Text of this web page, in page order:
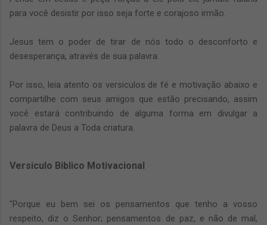
para você desistir por isso seja forte e corajoso irmão.
Jesus tem o poder de tirar de nós todo o desconforto e
desesperança, através de sua palavra.
Por isso, leia atento os versiculos de fé e motivação abaixo e
compartilhe com seus amigos que estão precisando, assim
você estará contribuindo de alguma forma em divulgar a
palavra de Deus a Toda criatura.
Versiculo Biblico Motivacional
"Porque eu bem sei os pensamentos que tenho a vosso
respeito, diz o Senhor; pensamentos de paz, e não de mal,